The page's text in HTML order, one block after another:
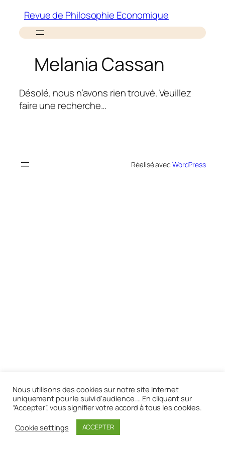
contenu
Revue de Philosophie Economique
Melania Cassan
Désolé, nous n’avons rien trouvé. Veuillez
faire une recherche…
Réalisé avec WordPress
Nous utilisons des cookies sur notre site Internet
uniquement pour le suivi d'audience.… En cliquant sur
“Accepter”, vous signifier votre accord à tous les cookies.
Cookie settings
ACCEPTER